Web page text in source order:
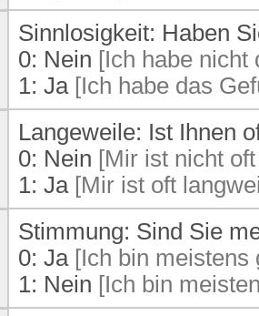
Sinnlosigkeit: Haben
0: Nein [Ich habe nicht
1: Ja[Ich habe das
Langeweile: Ist Ihnen
0: Nein [Mir ist nicht
1: Ja[Mir ist oft
Stimmung: Sind Sie
0: Ja[Ich bin meistens
1: Nein [Ich bin